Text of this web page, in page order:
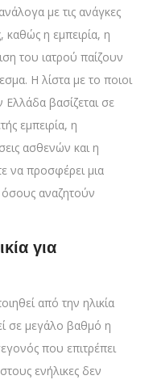
με τις ανάγκες
καθώς η εμπειρία, η
του ιατρού παίζουν
Η λίστα με το ποιοι
Ελλάδα βασίζεται σε
εμπειρία, η
ασθενών και η
να προσφέρει μια
όσους αναζητούν
για
από την ηλικία
σε μεγάλο βαθμό η
που επιτρέπει
ενήλικες δεν